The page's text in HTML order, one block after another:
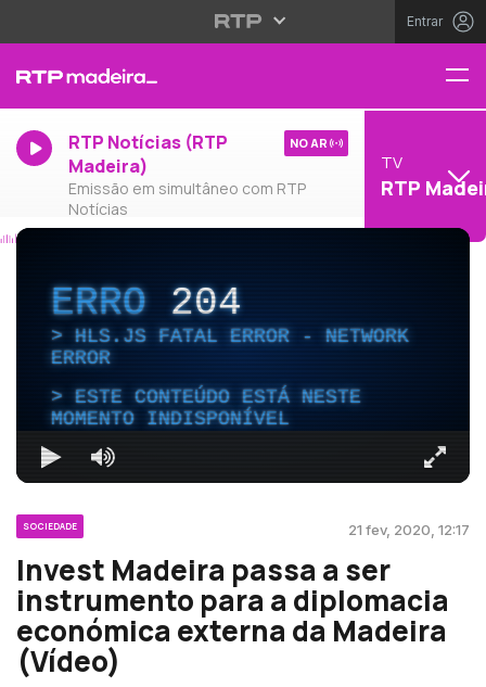
Entrar
RTP Notícias (RTP
Madeira)
Emissão em simultâneo com RTP
Notícias
NO AR
TV
RTP
ERRO204
HLS.JS FATAL ERROR - NETWORK
ERROR
ESTE CONTEÚDO ESTÁ NESTE
MOMENTO INDISPONÍVEL
SOCIEDADE 21 fev, 2020, 12:17
Invest Madeira passa a ser
instrumento para a diplomacia
económica externa da Madeira
(Vídeo)